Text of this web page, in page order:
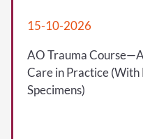
15-10-2026
AO Trauma
Care in Practice
Specimens)